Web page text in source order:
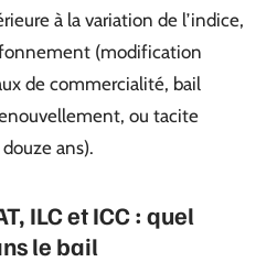
à la variation de l’indice,
(modification
de commercialité, bail
ou tacite
ans).
ILC et ICC : quel
le bail